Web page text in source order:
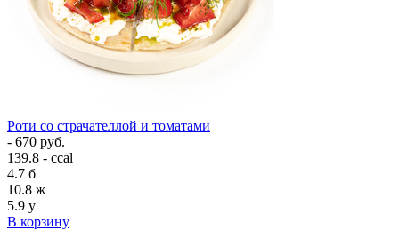
Роти со страчателлой и томатами
- 670 руб.
139.8 - ccal
4.7 б
10.8 ж
5.9 у
В корзину